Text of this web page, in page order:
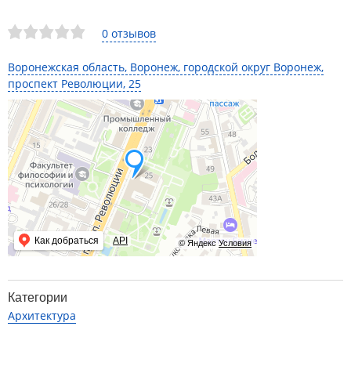
0 отзывов
Воронежская область, Воронеж, городской округ Воронеж,
проспект Революции, 25
© Яндекс Условия
Как добраться API
Категории
Архитектура